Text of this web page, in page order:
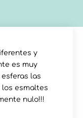
y
es muy
las
esmaltes
nulo!!!